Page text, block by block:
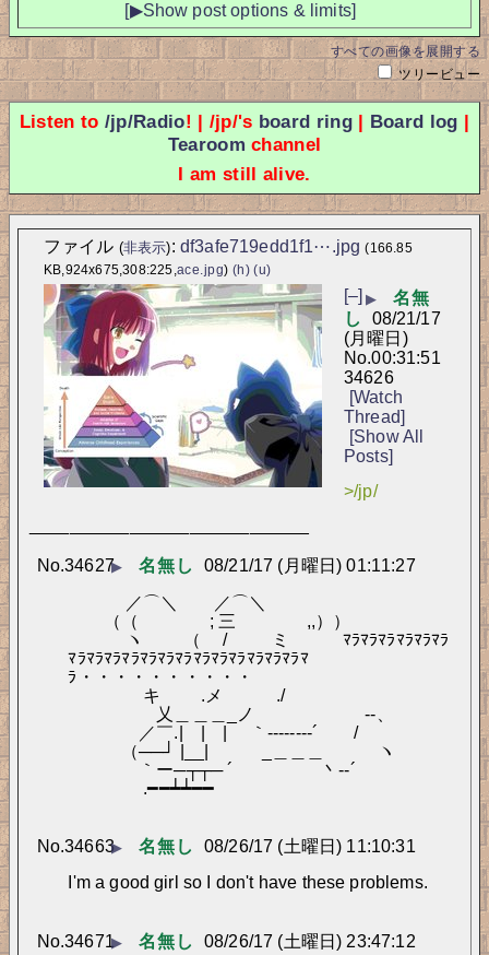
[▶Show post options & limits]
すべての画像を展開する
ツリービュー
Listen to /jp/Radio! | /jp/'s board ring| Board log |
Tearoom channel
I am still alive.
ファイル (非表示): df3afe719edd1f1⋯.jpg (166.85
KB,924x675,308:225,ace.jpg) (h) (u)
[–] ▶
名無
し
08/21/17
(月曜日)
00:31:51
No.
34626
[Watch
Thread]
[Show All
Posts]
>/jp/
▶ 名無し 08/21/17 (月曜日) 01:11:27
No.34627
／⌒＼　　／⌒＼
（（　　　　; 三　　　　,,））
ヽ　　 （　 /　 　 ミ　　　ﾏﾗﾏﾗﾏﾗﾏﾗﾏﾗﾏﾗ
ﾏﾗﾏﾗﾏﾗﾏﾗﾏﾗﾏﾗﾏﾗﾏﾗﾏﾗﾏﾗﾏﾗﾏﾗﾏﾗﾏ
ﾗ・・・・・・・・・・
キ　　 .メ　　　./
乂＿＿＿_ノ　　　　　　 -‐、
／￣.|　|　|　 ｀‐-------´　　/
（──┘ |__|　　　_＿＿＿　　　ヽ
｀ー─┬┬─ ´　　　　　丶-‐´
.━━┷┷━━
▶ 名無し 08/26/17 (土曜日) 11:10:31
No.34663
I'm a good girl so I don't have these problems.
▶ 名無し 08/26/17 (土曜日) 23:47:12
No.34671